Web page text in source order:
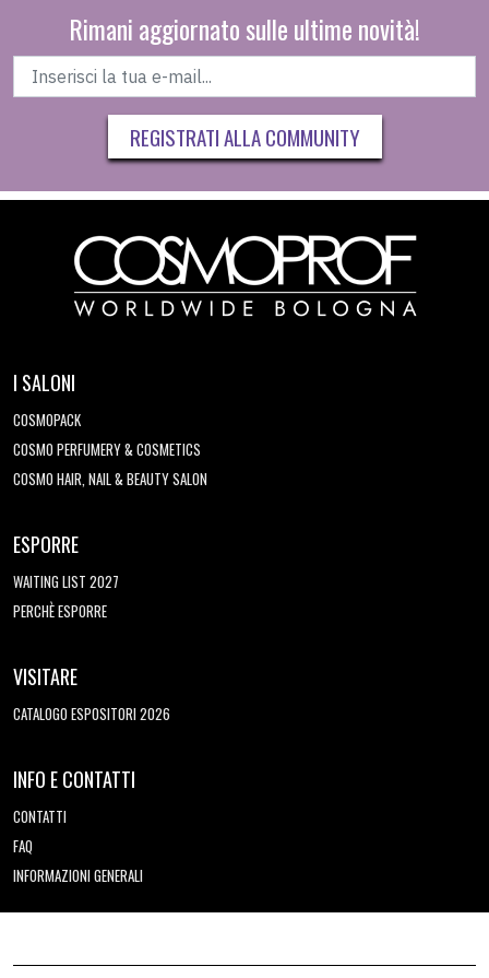
Rimani aggiornato sulle ultime novità!
REGISTRATI ALLA COMMUNITY
I SALONI
COSMOPACK
COSMO PERFUMERY & COSMETICS
COSMO HAIR, NAIL & BEAUTY SALON
ESPORRE
WAITING LIST 2027
PERCHÈ ESPORRE
VISITARE
CATALOGO ESPOSITORI 2026
INFO E CONTATTI
CONTATTI
FAQ
INFORMAZIONI GENERALI